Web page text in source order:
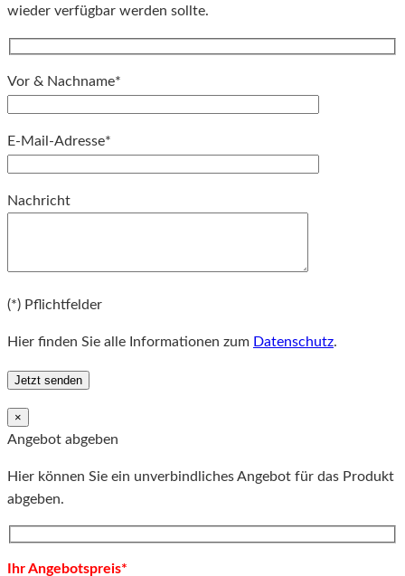
wieder verfügbar werden sollte.
Vor & Nachname*
E-Mail-Adresse*
Nachricht
(*) Pflichtfelder
Hier finden Sie alle Informationen zum Datenschutz.
×
Angebot abgeben
Hier können Sie ein unverbindliches Angebot für das Produkt
abgeben.
Ihr Angebotspreis*